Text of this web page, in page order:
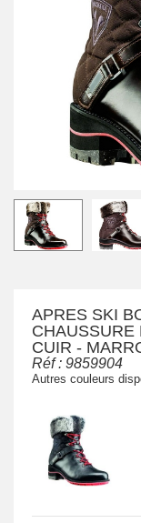
APRES SKI
CHAUSSURE
CUIR -
Réf : 9859904
Autres couleurs